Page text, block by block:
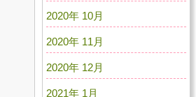
2020年 10月
2020年 11月
2020年 12月
2021年 1月